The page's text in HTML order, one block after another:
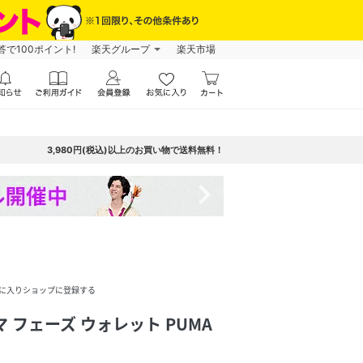
で100ポイント! 楽天グループ 楽天市場
3,980円(税込)以上のお買い物で送料無料！
入りショップに登録する
フェーズ ウォレット PUMA